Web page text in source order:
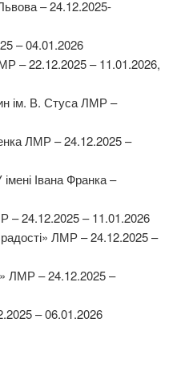
– 24.12.2025-
– 04.01.2026
– 22.12.2025 – 11.01.2026,
ім. В. Стуса ЛМР –
ЛМР – 24.12.2025 –
Івана Франка –
– 24.12.2025 – 11.01.2026
ЛМР – 24.12.2025 –
ЛМР – 24.12.2025 –
– 06.01.2026